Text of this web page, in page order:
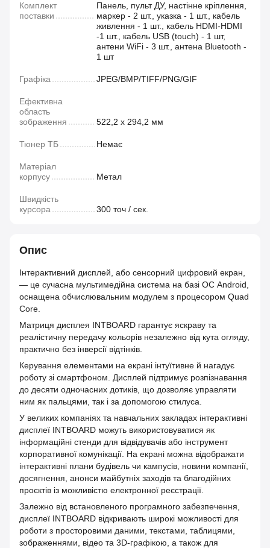
Комплект
поставки
Панель, пульт ДУ, настінне кріплення,
маркер - 2 шт., указка - 1 шт., кабель
живлення - 1 шт., кабель HDMI-HDMI
-1 шт., кабель USB (touch) - 1 шт,
антени WiFi - 3 шт., антена Bluetooth -
1 шт
Графіка JPEG/BMP/TIFF/PNG/GIF
Ефективна
область
зображення
522,2 х 294,2 мм
Тюнер ТБ Немає
Матеріал
корпусу
Метал
Швидкість
курсора
300 точ / сек.
Опис
Інтерактивний дисплей, або сенсорний цифровий екран,
— це сучасна мультимедійна система на базі ОС Android,
оснащена обчислювальним модулем з процесором Quad
Core.
Матриця дисплея INTBOARD гарантує яскраву та
реалістичну передачу кольорів незалежно від кута огляду,
практично без інверсії відтінків.
Керування елементами на екрані інтуїтивне й нагадує
роботу зі смартфоном. Дисплей підтримує розпізнавання
до десяти одночасних дотиків, що дозволяє управляти
ним як пальцями, так і за допомогою стилуса.
У великих компаніях та навчальних закладах інтерактивні
дисплеї INTBOARD можуть використовуватися як
інформаційні стенди для відвідувачів або інструмент
корпоративної комунікації. На екрані можна відображати
інтерактивні плани будівель чи кампусів, новини компанії,
досягнення, анонси майбутніх заходів та благодійних
проєктів із можливістю електронної реєстрації.
Залежно від встановленого програмного забезпечення,
дисплеї INTBOARD відкривають широкі можливості для
роботи з просторовими даними, текстами, таблицями,
зображеннями, відео та 3D-графікою, а також для